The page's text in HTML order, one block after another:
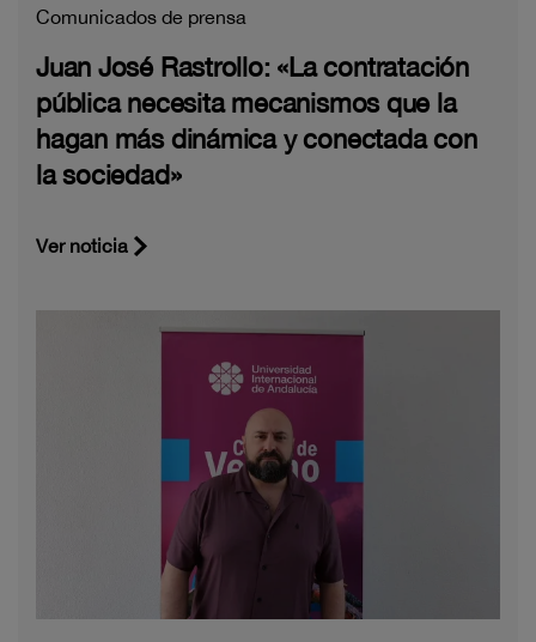
Comunicados de prensa
Juan José Rastrollo: «La contratación
pública necesita mecanismos que la
hagan más dinámica y conectada con
la sociedad»
Ver noticia